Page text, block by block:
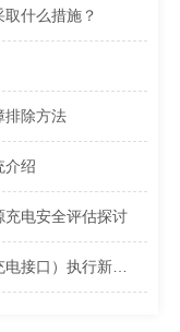
什么措施？
排除方法
介绍
充电安全评估探讨
关于电动汽车传导充电用连接装置（充电接口）执行新版标准和认证规则的通知